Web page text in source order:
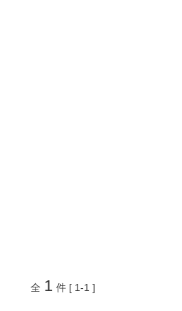
全 1 件 [ 1-1 ]